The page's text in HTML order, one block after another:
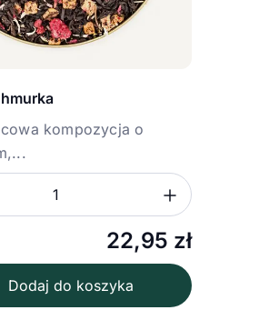
kompozycja o
22,95 zł
ilość
Dodaj do koszyka